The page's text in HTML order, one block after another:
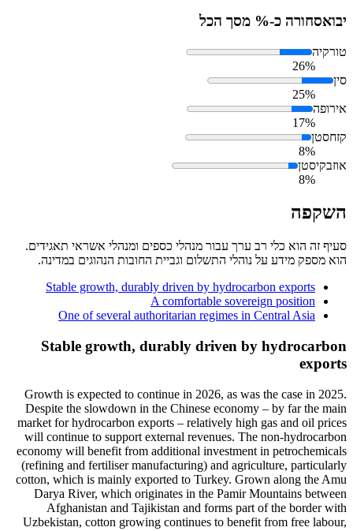
יבואסחורה כ-% מסך הכל
טורקיה
26%
סין
25%
אירופה
17%
קזחסטן
8%
אוזבקיסטן
8%
השקפה
סעיף זה הוא כלי רב ערך עבור מנהלי כספים ומנהלי אשראי תאגידים.
הוא מספק מידע על נוהלי התשלום וגביית החובות הנהוגים במדינה.
Stable growth, durably driven by hydrocarbon exports
A comfortable sovereign position
One of several authoritarian regimes in Central Asia
Stable growth, durably driven by hydrocarbon
exports
Growth is expected to continue in 2026, as was the case in 2025.
Despite the slowdown in the Chinese economy – by far the main
market for hydrocarbon exports – relatively high gas and oil prices
will continue to support external revenues. The non-hydrocarbon
economy will benefit from additional investment in petrochemicals
(refining and fertiliser manufacturing) and agriculture, particularly
cotton, which is mainly exported to Turkey. Grown along the Amu
Darya River, which originates in the Pamir Mountains between
Afghanistan and Tajikistan and forms part of the border with
Uzbekistan, cotton growing continues to benefit from free labour,